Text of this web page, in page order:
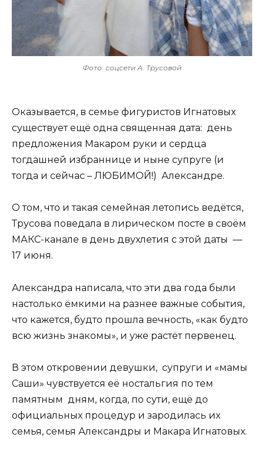
Фото: соцсети А. Трусовой
Оказывается, в семье фигуристов Игнатовых
существует ещё одна священная дата: день
предложения Макаром руки и сердца
тогдашней избраннице и ныне супруге (и
тогда и сейчас – ЛЮБИМОЙ!) Александре.
О том, что и такая семейная летопись ведётся,
Трусова поведала в лирическом посте в своём
МАКС-канале в день двухлетия с этой даты —
17 июня.
Александра написала, что эти два года были
настолько ёмкими на разнее важные события,
что кажется, будто прошла вечность, «как будто
всю жизнь знакомы», и уже растёт первенец.
В этом откровении девушки, супруги и «мамы
Саши» чувствуется её ностальгия по тем
памятным дням, когда, по сути, ещё до
официальных процедур и зародилась их
семья, семья Александры и Макара Игнатовых.